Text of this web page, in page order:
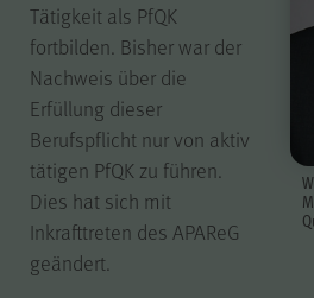
Tätigkeit als PfQK
fortbilden. Bisher war der
Nachweis über die
Erfüllung dieser
Berufspflicht nur von aktiv
tätigen PfQK zu führen.
Dies hat sich mit
Inkrafttreten des APAReG
geändert.
Anbieter WPK
Laufzeit
Zweck
Cookies